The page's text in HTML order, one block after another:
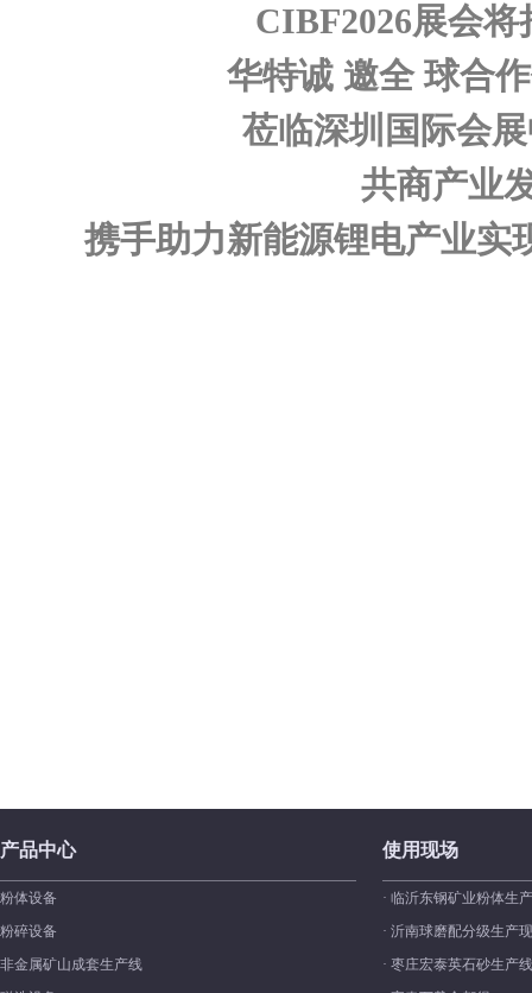
CIBF2026展会将
华特诚 邀全 球合
莅临深圳国际会
共商产业
携手助力新能源锂电产业实
产品中心
粉体设备
粉碎设备
非金属矿山成套生产线
使用现场
· 临沂东钢矿业粉体生
· 沂南球磨配分级生产
· 枣庄宏泰英石砂生产